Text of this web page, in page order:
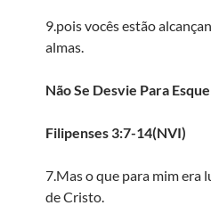
9.pois vocês estão
almas.
Não Se Desvie Para
Filipenses 3:7-14(NVI)
7.Mas o que para mim era
de Cristo.